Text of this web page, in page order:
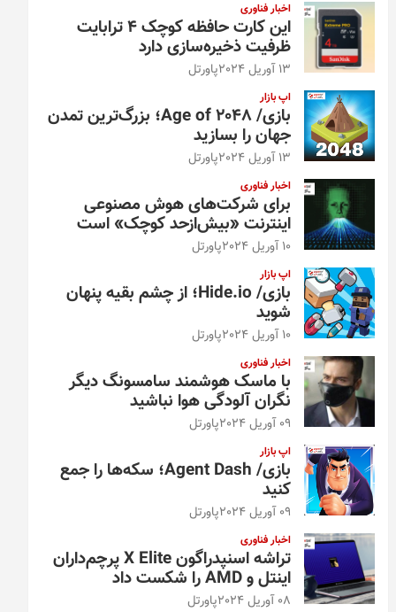
اخبار فناوری
این کارت حافظه کوچک ۴ ترابایت
ظرفیت ذخیره‌سازی دارد
13 آوریل 2024 پاورتل
اپ بازار
بازی/ Age of 2048؛ بزرگ‌ترین تمدن
جهان را بسازید
13 آوریل 2024 پاورتل
اخبار فناوری
برای شرکت‌های هوش مصنوعی
اینترنت «بیش‌از‌حد کوچک» است
10 آوریل 2024 پاورتل
اپ بازار
بازی/ Hide.io؛ از چشم بقیه پنهان
شوید
10 آوریل 2024 پاورتل
اخبار فناوری
با ماسک هوشمند سامسونگ دیگر
نگران آلودگی هوا نباشید
09 آوریل 2024 پاورتل
اپ بازار
بازی/ Agent Dash؛ سکه‌ها را جمع
کنید
09 آوریل 2024 پاورتل
اخبار فناوری
تراشه اسنپدراگون X Elite پرچم‌داران
اینتل و AMD را شکست داد
08 آوریل 2024 پاورتل